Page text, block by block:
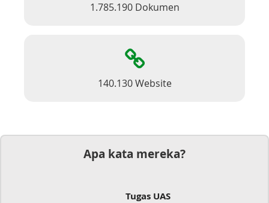
1.785.190 Dokumen
140.130 Website
Apa kata mereka?
Tugas UAS